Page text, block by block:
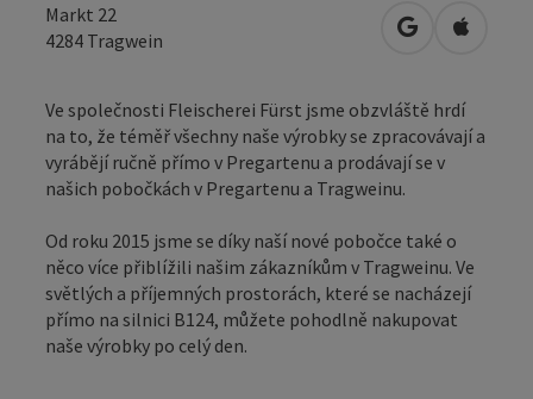
Markt 22
4284 Tragwein Otevřít vOtevřít
Ve společnosti Fleischerei Fürst jsme obzvláště hrdí
na to, že téměř všechny naše výrobky se zpracovávají a
vyrábějí ručně přímo v Pregartenu a prodávají se v
našich pobočkách v Pregartenu a Tragweinu.
Od roku 2015 jsme se díky naší nové pobočce také o
něco více přiblížili našim zákazníkům v Tragweinu. Ve
světlých a příjemných prostorách, které se nacházejí
přímo na silnici B124, můžete pohodlně nakupovat
naše výrobky po celý den.